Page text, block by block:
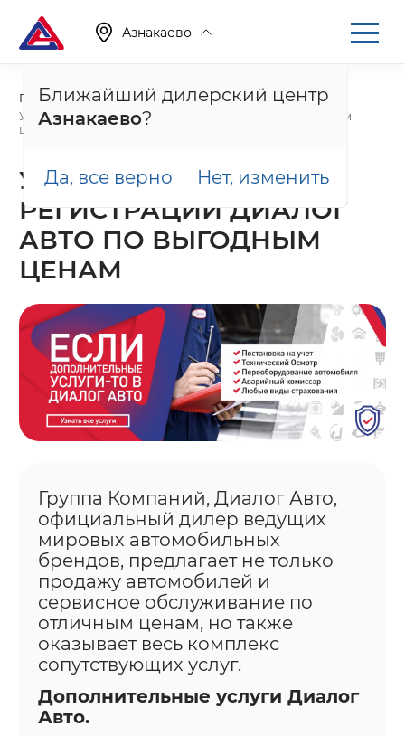
Азнакаево
Ближайший дилерский центр
Азнакаево?
Да, все верно Нет, изменить
Главная
Акции
Услуги Отдела Регистрации Диалог Авто по выгодным
ценам
УСЛУГИ ОТДЕЛА
РЕГИСТРАЦИИ ДИАЛОГ
АВТО ПО ВЫГОДНЫМ
ЦЕНАМ
Группа Компаний, Диалог Авто,
официальный дилер ведущих
мировых автомобильных
брендов, предлагает не только
продажу автомобилей и
сервисное обслуживание по
отличным ценам, но также
оказывает весь комплекс
сопутствующих услуг.
Дополнительные услуги Диалог
Авто.